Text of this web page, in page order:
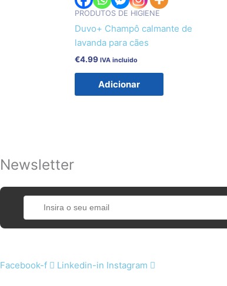
PRODUTOS DE HIGIENE
Duvo+ Champô calmante de
lavanda para cães
€4.99 IVA incluido
Adicionar
Newsletter
Facebook-f Linkedin-in Instagram